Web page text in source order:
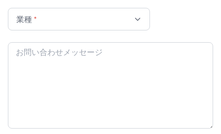
業種 *
お問い合わせメッセージ